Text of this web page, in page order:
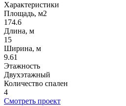
Характеристики
Площадь, м2
174.6
Длина, м
15
Ширина, м
9.61
Этажность
Двухэтажный
Количество спален
4
Смотреть проект